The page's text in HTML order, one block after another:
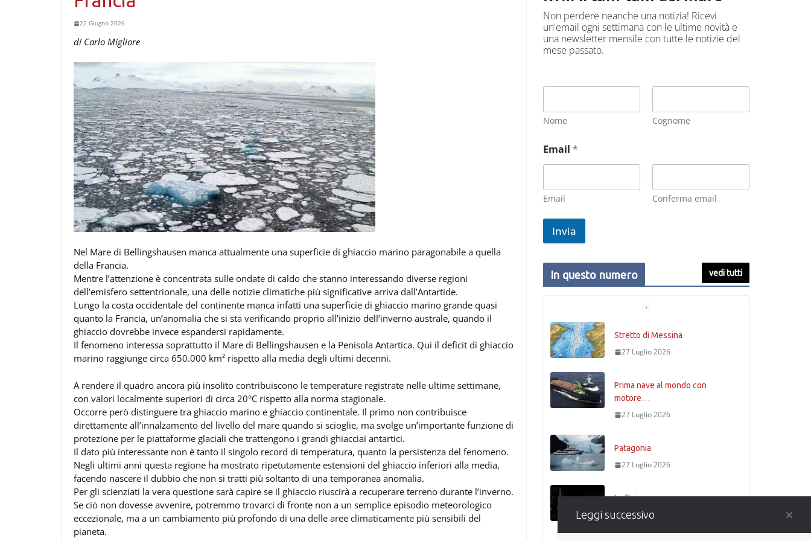
22 Giugno 2026
di Carlo Migliore
Nel Mare di Bellingshausen manca attualmente una superficie di ghiaccio marino paragonabile a quella
della Francia.
Mentre l’attenzione è concentrata sulle ondate di caldo che stanno interessando diverse regioni
dell’emisfero settentrionale, una delle notizie climatiche più significative arriva dall’Antartide.
Lungo la costa occidentale del continente manca infatti una superficie di ghiaccio marino grande quasi
quanto la Francia, un’anomalia che si sta verificando proprio all’inizio dell’inverno australe, quando il
ghiaccio dovrebbe invece espandersi rapidamente.
Il fenomeno interessa soprattutto il Mare di Bellingshausen e la Penisola Antartica. Qui il deficit di ghiaccio
marino raggiunge circa 650.000 km² rispetto alla media degli ultimi decenni.
A rendere il quadro ancora più insolito contribuiscono le temperature registrate nelle ultime settimane,
con valori localmente superiori di circa 20°C rispetto alla norma stagionale.
Occorre però distinguere tra ghiaccio marino e ghiaccio continentale. Il primo non contribuisce
direttamente all’innalzamento del livello del mare quando si scioglie, ma svolge un’importante funzione di
protezione per le piattaforme glaciali che trattengono i grandi ghiacciai antartici.
Il dato più interessante non è tanto il singolo record di temperatura, quanto la persistenza del fenomeno.
Negli ultimi anni questa regione ha mostrato ripetutamente estensioni del ghiaccio inferiori alla media,
facendo nascere il dubbio che non si tratti più soltanto di una temporanea anomalia.
Per gli scienziati la vera questione sarà capire se il ghiaccio riuscirà a recuperare terreno durante l’inverno.
Se ciò non dovesse avvenire, potremmo trovarci di fronte non a un semplice episodio meteorologico
eccezionale, ma a un cambiamento più profondo di una delle aree climaticamente più sensibili del
pianeta.
Non perdere neanche una notizia! Ricevi
un'email ogni settimana con le ultime novità e
una newsletter mensile con tutte le notizie del
mese passato.
Nome Cognome
Email *
Email Conferma email
Invia
In questo numero vedi tutti
Stretto di Messina
27 Luglio 2026
Prima nave al mondo con
motore…
27 Luglio 2026
Patagonia
27 Luglio 2026
La fisica
27 Luglio 2026
Leggi successivo